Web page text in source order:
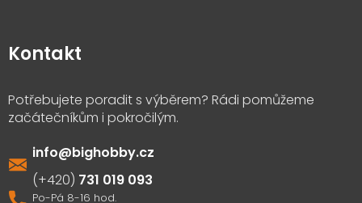
Kontakt
info@bighobby.cz
731 019 093